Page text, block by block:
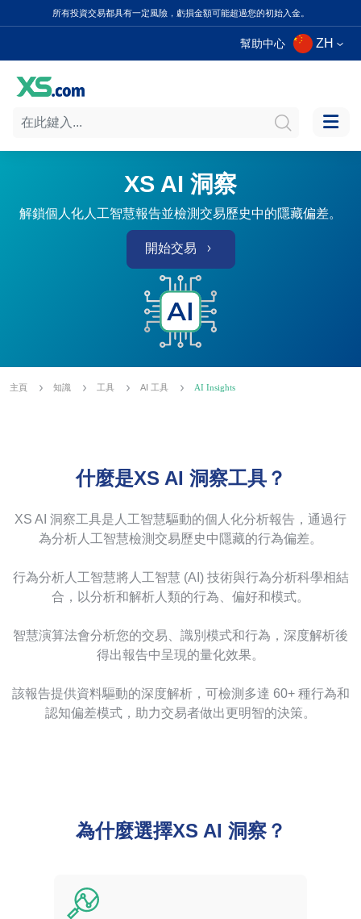
所有投資交易都具有一定風險，虧損金額可能超過您的初始入金。
幫助中心 ZH
XS AI 洞察
解鎖個人化人工智慧報告並檢測交易歷史中的隱藏偏差。
開始交易
主頁 知識 工具 AI 工具 AI Insights
什麼是XS AI 洞察工具？
XS AI 洞察工具是人工智慧驅動的個人化分析報告，通過行
為分析人工智慧檢測交易歷史中隱藏的行為偏差。
行為分析人工智慧將人工智慧 (AI) 技術與行為分析科學相結
合，以分析和解析人類的行為、偏好和模式。
智慧演算法會分析您的交易、識別模式和行為，深度解析後
得出報告中呈現的量化效果。
該報告提供資料驅動的深度解析，可檢測多達 60+ 種行為和
認知偏差模式，助力交易者做出更明智的決策。
為什麼選擇XS AI 洞察？